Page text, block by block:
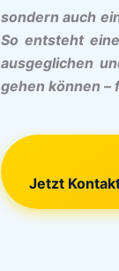
sondern auch
So entsteht
ausgeglichen
gehen können –
Jetzt